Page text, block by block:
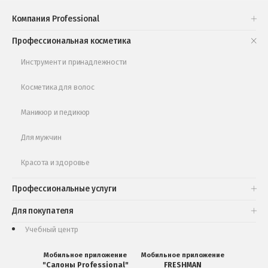
Компания Professional
Профессиональная косметика
Инструмент и принадлежности
Косметика для волос
Маникюр и педикюр
Для мужчин
Красота и здоровье
Профессиональные услуги
Для покупателя
Обучающее видео
Учебный центр
Мобильное приложение
"Салоны Professional"
Мобильное приложение
FRESHMAN